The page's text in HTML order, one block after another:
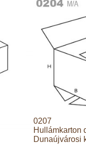
0207
Hullámkarton
Dunaújvárosi